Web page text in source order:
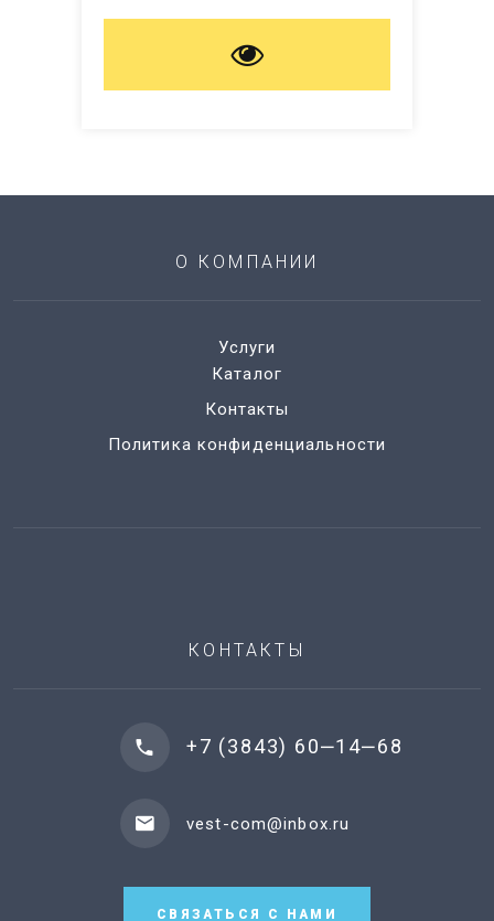
О КОМПАНИИ
Услуги
Каталог
Контакты
Политика конфиденциальности
КОНТАКТЫ
+7 (3843) 60‒14‒68
vest-com@inbox.ru
СВЯЗАТЬСЯ С НАМИ